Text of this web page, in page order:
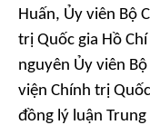
Huấn, Ủy viên Bộ
trị Quốc gia Hồ
nguyên Ủy viên
viện Chính trị
đồng lý luận